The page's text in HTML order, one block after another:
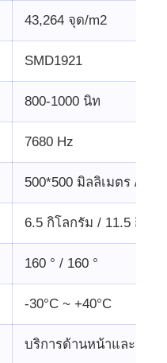
43,264 จุด/m2
SMD1921
800-1000 นิท
7680 Hz
500*500 มิลลิเมตร /
6.5 กิโลกรัม / 11.5 กิโล
160 ° / 160 °
-30°C ~ +40°C
บริการด้านหน้าและหลัง